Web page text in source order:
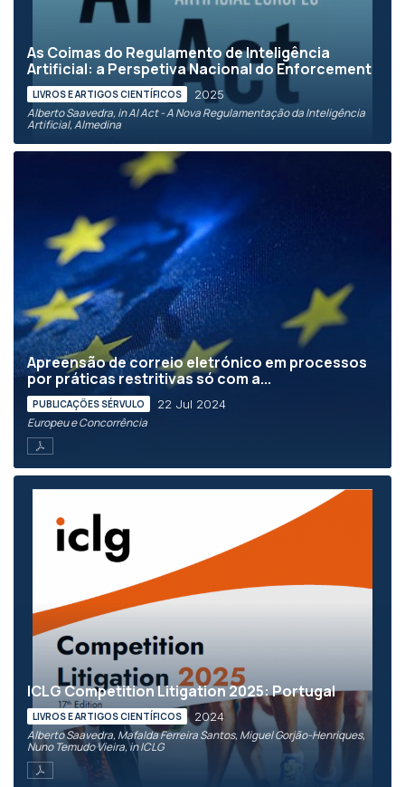
As Coimas do Regulamento de Inteligência
Artificial: a Perspetiva Nacional do Enforcement
LIVROS E ARTIGOS CIENTÍFICOS 2025
Alberto Saavedra, in AI Act - A Nova Regulamentação da Inteligência
Artificial, Almedina
Apreensão de correio eletrónico em processos
por práticas restritivas só com a...
PUBLICAÇÕES SÉRVULO 22 Jul 2024
Europeu e Concorrência
ICLG Competition Litigation 2025: Portugal
LIVROS E ARTIGOS CIENTÍFICOS 2024
Alberto Saavedra, Mafalda Ferreira Santos, Miguel Gorjão-Henriques,
Nuno Temudo Vieira, in ICLG